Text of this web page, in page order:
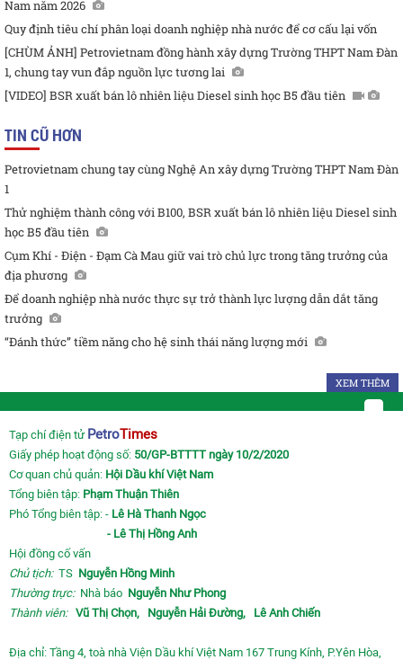
Nam năm 2026
Quy định tiêu chí phân loại doanh nghiệp nhà nước để cơ cấu lại vốn
[CHÙM ẢNH] Petrovietnam đồng hành xây dựng Trường THPT Nam Đàn
1, chung tay vun đắp nguồn lực tương lai
[VIDEO] BSR xuất bán lô nhiên liệu Diesel sinh học B5 đầu tiên
TIN CŨ HƠN
Petrovietnam chung tay cùng Nghệ An xây dựng Trường THPT Nam Đàn
1
Thử nghiệm thành công với B100, BSR xuất bán lô nhiên liệu Diesel sinh
học B5 đầu tiên
Cụm Khí - Điện - Đạm Cà Mau giữ vai trò chủ lực trong tăng trưởng của
địa phương
Để doanh nghiệp nhà nước thực sự trở thành lực lượng dẫn dắt tăng
trưởng
“Đánh thức” tiềm năng cho hệ sinh thái năng lượng mới
XEM THÊM
Tạp chí điện tử PetroTimes
Giấy phép hoạt động số: 50/GP-BTTTT ngày 10/2/2020
Cơ quan chủ quản: Hội Dầu khí Việt Nam
Tổng biên tập: Phạm Thuận Thiên
Phó Tổng biên tập: - Lê Hà Thanh Ngọc
- Lê Thị Hồng Anh
Hội đồng cố vấn
Chủ tịch:TS Nguyễn Hồng Minh
Thường trực: Nhà báo Nguyễn Như Phong
Thành viên: Vũ Thị Chọn, Nguyễn Hải Đường, Lê Anh Chiến
Địa chỉ: Tầng 4, toà nhà Viện Dầu khí Việt Nam 167 Trung Kính, P.Yên Hòa,